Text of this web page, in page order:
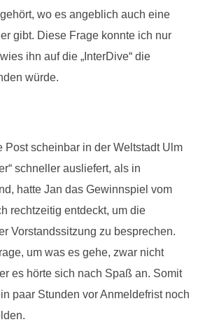
wo es angeblich auch eine
gibt. Diese Frage konnte ich nur
ihn auf die „InterDive“ die
würde.
Post scheinbar in der Weltstadt Ulm
schneller ausliefert, als in
hatte Jan das Gewinnspiel vom
rechtzeitig entdeckt, um die
Vorstandssitzung zu besprechen.
um was es gehe, zwar nicht
es hörte sich nach Spaß an. Somit
paar Stunden vor Anmeldefrist noch